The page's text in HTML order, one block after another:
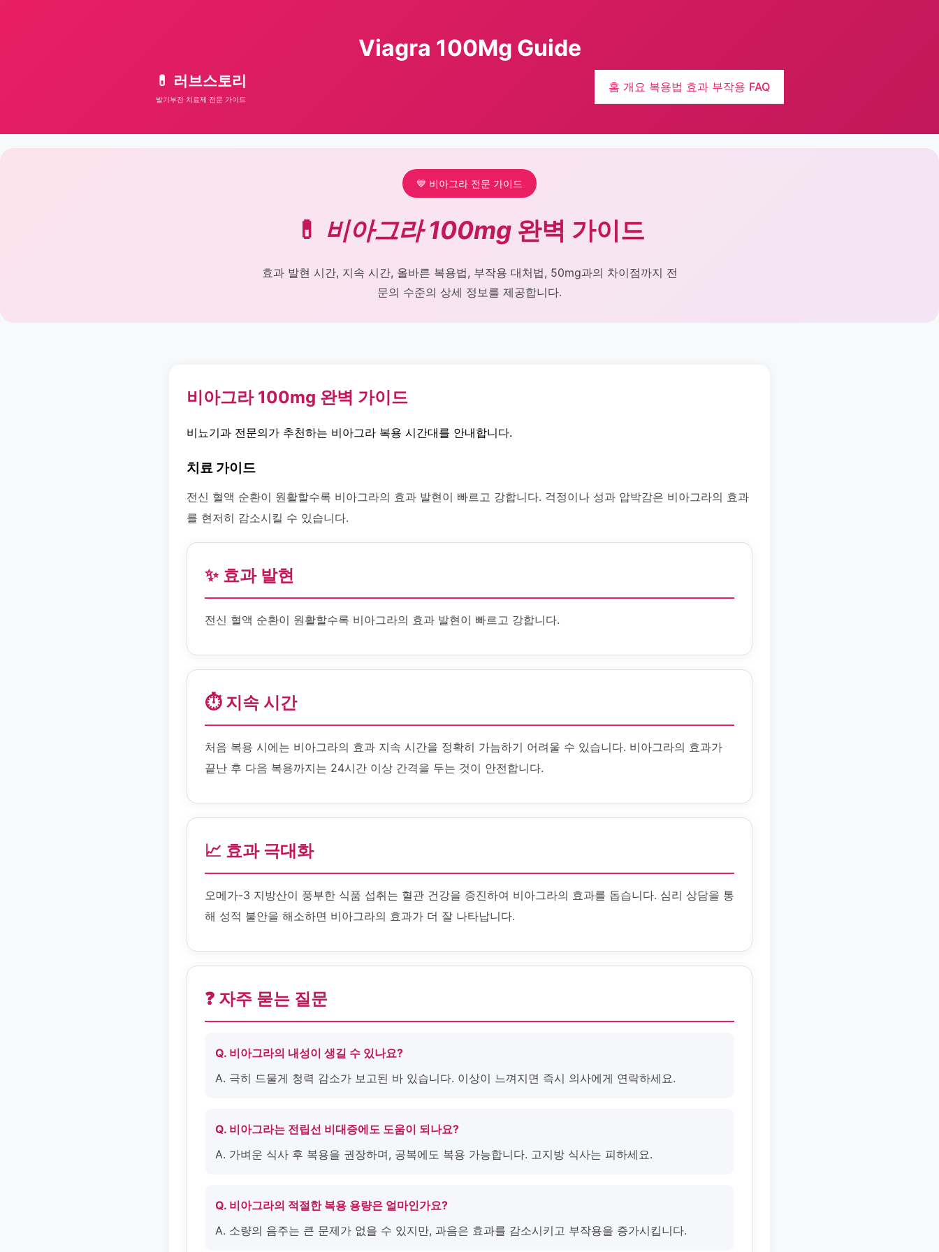
Viagra 100Mg Guide
💊 러브스토리
발기부전 치료제 전문 가이드
홈 개요 복용법 효과 부작용 FAQ
💙 비아그라 전문 가이드
💊 비아그라 100mg완벽 가이드
효과 발현 시간, 지속 시간, 올바른 복용법, 부작용 대처법, 50mg과의 차이점까지 전
문의 수준의 상세 정보를 제공합니다.
비아그라 100mg 완벽 가이드
비뇨기과 전문의가 추천하는 비아그라 복용 시간대를 안내합니다.
치료 가이드
전신 혈액 순환이 원활할수록 비아그라의 효과 발현이 빠르고 강합니다. 걱정이나 성과 압박감은 비아그라의 효과
를 현저히 감소시킬 수 있습니다.
✨ 효과 발현
전신 혈액 순환이 원활할수록 비아그라의 효과 발현이 빠르고 강합니다.
⏱️ 지속 시간
처음 복용 시에는 비아그라의 효과 지속 시간을 정확히 가늠하기 어려울 수 있습니다. 비아그라의 효과가
끝난 후 다음 복용까지는 24시간 이상 간격을 두는 것이 안전합니다.
📈 효과 극대화
오메가-3 지방산이 풍부한 식품 섭취는 혈관 건강을 증진하여 비아그라의 효과를 돕습니다. 심리 상담을 통
해 성적 불안을 해소하면 비아그라의 효과가 더 잘 나타납니다.
❓ 자주 묻는 질문
Q. 비아그라의 내성이 생길 수 있나요?
A. 극히 드물게 청력 감소가 보고된 바 있습니다. 이상이 느껴지면 즉시 의사에게 연락하세요.
Q. 비아그라는 전립선 비대증에도 도움이 되나요?
A. 가벼운 식사 후 복용을 권장하며, 공복에도 복용 가능합니다. 고지방 식사는 피하세요.
Q. 비아그라의 적절한 복용 용량은 얼마인가요?
A. 소량의 음주는 큰 문제가 없을 수 있지만, 과음은 효과를 감소시키고 부작용을 증가시킵니다.